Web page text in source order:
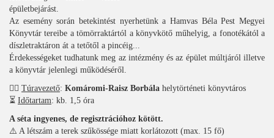
épületbejárást.
Az esemény során betekintést nyerhetünk a Hamvas Béla Pest Megyei
Könyvtár tereibe a tömörraktártól a könyvkötő műhelyig, a fonotékától a
díszletraktáron át a tetőtől a pincéig...
Érdekességeket tudhatunk meg az intézmény és az épület múltjáról illetve
a könyvtár jelenlegi működéséről.
🚶‍♀️ Túravezető: Komáromi-Raisz Borbála helytörténeti könyvtáros
⏳ Időtartam: kb. 1,5 óra
A séta ingyenes, de regisztrációhoz kötött.
⚠️ A létszám a terek szűkössége miatt korlátozott (max. 15 fő)